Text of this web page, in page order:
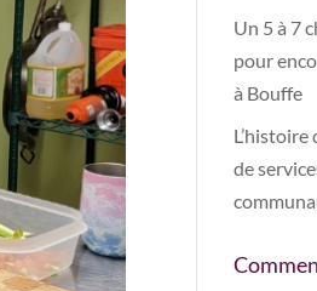
Un 5 à 7
pour
à Bouffe
de